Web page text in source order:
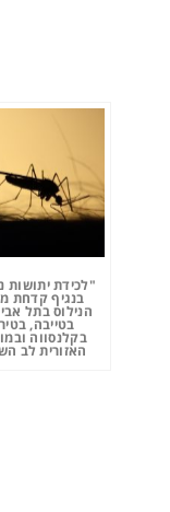
"לכידת יתושות
בנגיף קדחת
הנילוס בתל
בטייבה,
בקלנסווה
האזורית לב